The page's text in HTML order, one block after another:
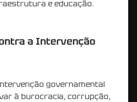
e educação.
a Intervenção
governamental
à burocracia, corrupção,